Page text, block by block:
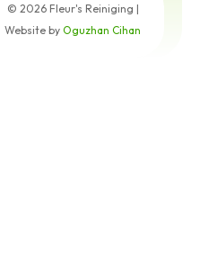
© 2026 Fleur's Reiniging |
Website by Oguzhan Cihan